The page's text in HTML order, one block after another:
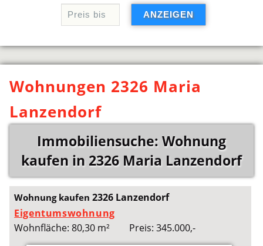
Wohnungen 2326 Maria
Lanzendorf
Immobiliensuche: Wohnung
kaufen in 2326 Maria Lanzendorf
Wohnung kaufen2326 Lanzendorf
Eigentumswohnung
Wohnfläche: 80,30 m²
Preis: 345.000,-